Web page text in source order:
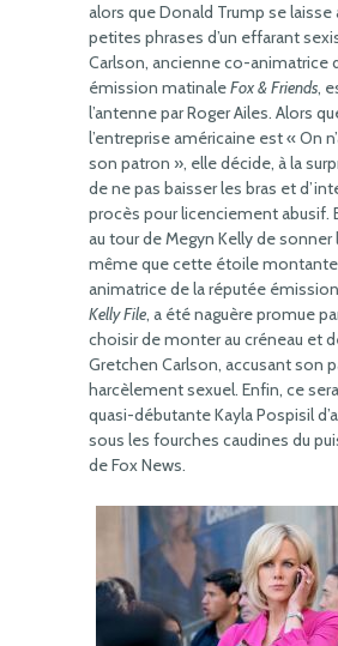
alors que Donald Trump se laisse
petites phrases d’un effarant
Carlson, ancienne co-animatrice
émission matinaleFox & Friends,
l’antenne par Roger Ailes. Alors
l’entreprise américaine est « On
son patron », elle décide, à la
de ne pas baisser les bras et
procès pour licenciement abusif.
au tour de Megyn Kelly de sonner
même que cette étoile montante
animatrice de la réputée
Kelly File, a été naguère promue
choisir de monter au créneau et
Gretchen Carlson, accusant son
harcèlement sexuel. Enfin, ce
quasi-débutante Kayla Pospisil
sous les fourches caudines du
de Fox News.